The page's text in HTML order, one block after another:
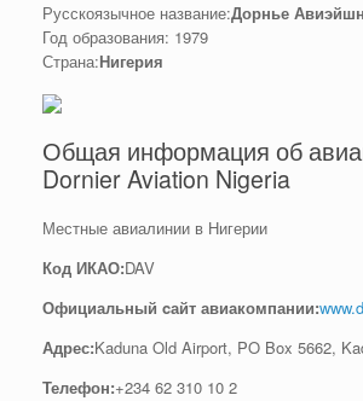
Русскоязычное название:Дорнье
Год образования: 1979
Страна:Нигерия
Общая информация об
Dornier Aviation Nigeria
Местные авиалинии в Нигерии
Код ИКАО:DAV
Официальный cайт авиакомпании:
Адрес:Kaduna Old Airport, PO Box 5662,
Телефон:+234 62 310 10 2